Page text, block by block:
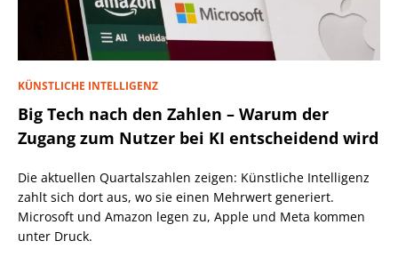
KÜNSTLICHE INTELLIGENZ
Big Tech nach den Zahlen – Warum der
Zugang zum Nutzer bei KI entscheidend wird
Die aktuellen Quartalszahlen zeigen: Künstliche Intelligenz
zahlt sich dort aus, wo sie einen Mehrwert generiert.
Microsoft und Amazon legen zu, Apple und Meta kommen
unter Druck.